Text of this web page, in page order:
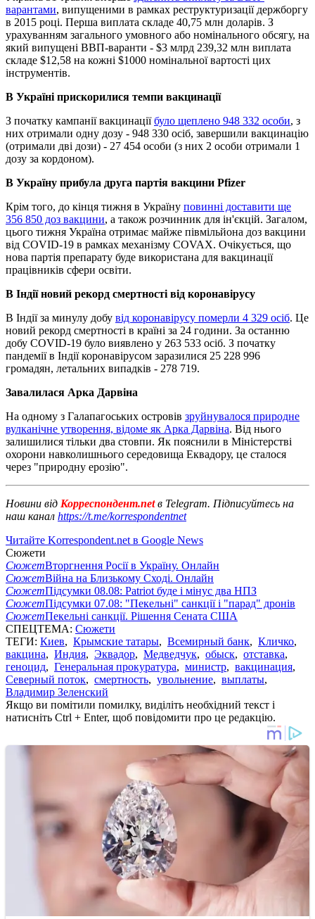
варантами, випущеними в рамках реструктуризації держборгу
в 2015 році. Перша виплата складе 40,75 млн доларів. З
урахуванням загального умовного або номінального обсягу, на
який випущені ВВП-варанти - $3 млрд 239,32 млн виплата
складе $12,58 на кожні $1000 номінальної вартості цих
інструментів.
В Україні прискорилися темпи вакцинації
З початку кампанії вакцинаціїбуло щеплено 948 332 особи, з
них отримали одну дозу - 948 330 осіб, завершили вакцинацію
(отримали дві дози) - 27 454 особи (з них 2 особи отримали 1
дозу за кордоном).
В Україну прибула друга партія вакцини Pfizer
Крім того, до кінця тижня в Україну повинні доставити ще
356 850 доз вакцини, а також розчинник для ін'єкцій. Загалом,
цього тижня Україна отримає майже півмільйона доз вакцини
від COVID-19 в рамках механізму COVAX. Очікується, що
нова партія препарату буде використана для вакцинації
працівників сфери освіти.
В Індії новий рекорд смертності від коронавірусу
В Індії за минулу добу від коронавірусу померли 4 329 осіб. Це
новий рекорд смертності в країні за 24 години. За останню
добу COVID-19 було виявлено у 263 533 осіб. З початку
пандемії в Індії коронавірусом заразилися 25 228 996
громадян, летальних випадків - 278 719.
Завалилася Арка Дарвіна
На одному з Галапагоських островів зруйнувалося природне
вулканічне утворення, відоме як Арка Дарвіна. Від нього
залишилися тільки два стовпи. Як пояснили в Міністерстві
охорони навколишнього середовища Еквадору, це сталося
через "природну ерозію".
Новини від Корреспондент.netв Telegram. Підписуйтесь на
наш канал https://t.me/korrespondentnet
Читайте Korrespondent.net в Google News
Сюжети
СюжетВторгнення Росії в Україну. Онлайн
СюжетВійна на Близькому Сході. Онлайн
СюжетПідсумки 08.08: Patriot буде і мінус два НПЗ
СюжетПідсумки 07.08: "Пекельні" санкції і "парад" дронів
СюжетПекельні санкції. Рішення Сената США
СПЕЦТЕМА: Сюжети
ТЕГИ: Киев, Крымские татары, Всемирный банк, Кличко,
вакцина, Индия, Эквадор, Медведчук, обыск, отставка,
геноцид, Генеральная прокуратура, министр, вакцинация,
Северный поток, смертность, увольнение, выплаты,
Владимир Зеленский
Якщо ви помітили помилку, виділіть необхідний текст і
натисніть Ctrl + Enter, щоб повідомити про це редакцію.